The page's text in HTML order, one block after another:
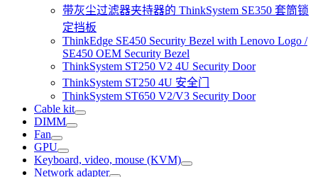
带灰尘过滤器夹持器的 ThinkSystem SE350 套筒锁
定挡板
ThinkEdge SE450 Security Bezel with Lenovo Logo /
SE450 OEM Security Bezel
ThinkSystem ST250 V2 4U Security Door
ThinkSystem ST250 4U 安全门
ThinkSystem ST650 V2/V3 Security Door
Cable kit
DIMM
Fan
GPU
Keyboard, video, mouse (KVM)
Network adapter